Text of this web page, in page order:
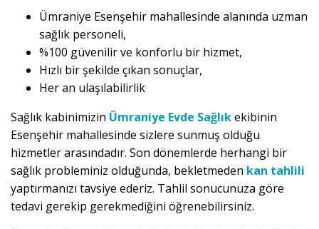
Ümraniye Esenşehir mahallesinde alanında uzman
sağlık personeli,
%100 güvenilir ve konforlu bir hizmet,
Hızlı bir şekilde çıkan sonuçlar,
Her an ulaşılabilirlik
Sağlık kabinimizin Ümraniye Evde Sağlıkekibinin
Esenşehir mahallesinde sizlere sunmuş olduğu
hizmetler arasındadır. Son dönemlerde herhangi bir
sağlık probleminiz olduğunda, bekletmeden kan tahlili
yaptırmanızı tavsiye ederiz. Tahlil sonucunuza göre
tedavi gerekip gerekmediğini öğrenebilirsiniz.